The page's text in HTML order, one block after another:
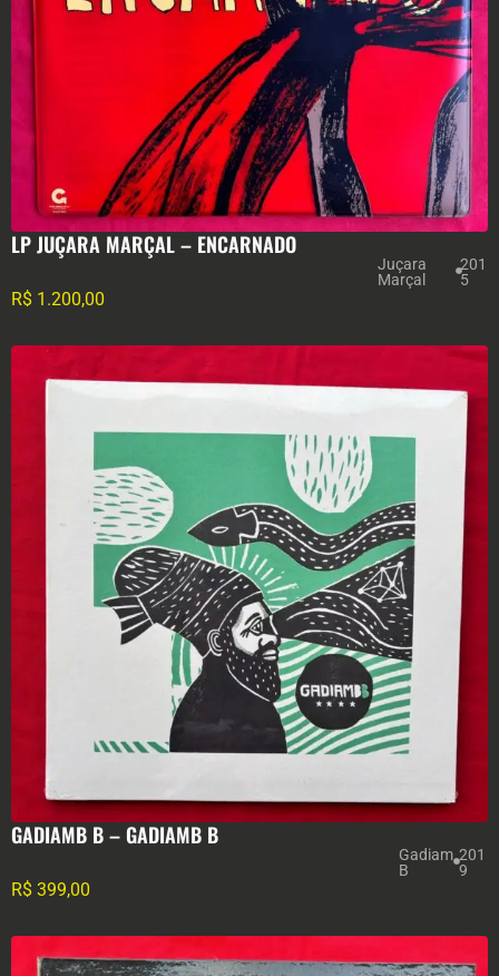
LP JUÇARA MARÇAL – ENCARNADO
Juçara
Marçal
201
5
R$ 1.200,00
GADIAMB B – GADIAMB B
Gadiam
B
201
9
R$ 399,00